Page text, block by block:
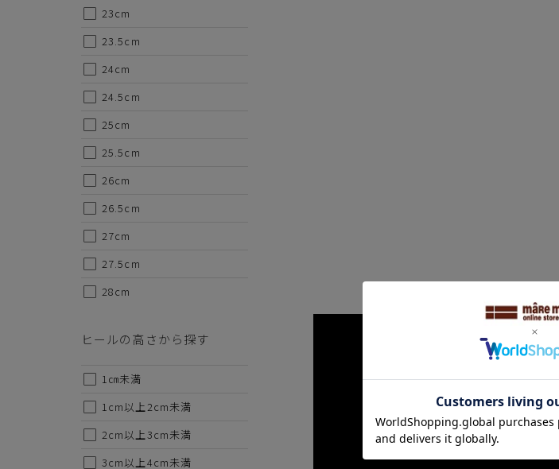
23cm
23.5cm
24cm
24.5cm
25cm
25.5cm
26cm
26.5cm
27cm
27.5cm
28cm
ヒールの高さから探す
1㎝未満
1cm以上2cm未満
2cm以上3cm未満
3cm以上4cm未満